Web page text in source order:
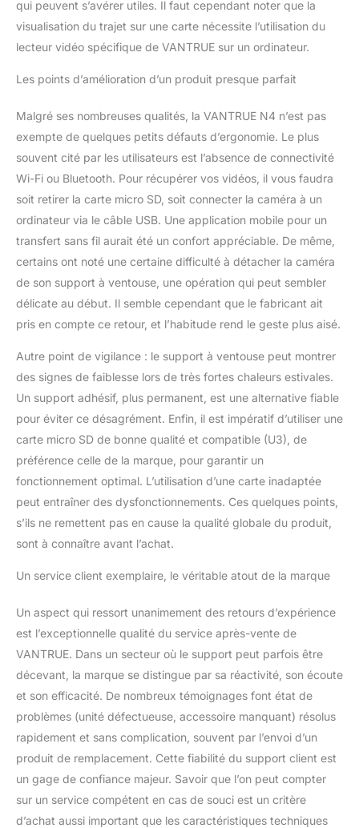
qui peuvent s’avérer utiles. Il faut cependant noter que la
visualisation du trajet sur une carte nécessite l’utilisation du
lecteur vidéo spécifique de VANTRUE sur un ordinateur.
Les points d’amélioration d’un produit presque parfait
Malgré ses nombreuses qualités, la VANTRUE N4 n’est pas
exempte de quelques petits défauts d’ergonomie. Le plus
souvent cité par les utilisateurs est l’absence de connectivité
Wi-Fi ou Bluetooth. Pour récupérer vos vidéos, il vous faudra
soit retirer la carte micro SD, soit connecter la caméra à un
ordinateur via le câble USB. Une application mobile pour un
transfert sans fil aurait été un confort appréciable. De même,
certains ont noté une certaine difficulté à détacher la caméra
de son support à ventouse, une opération qui peut sembler
délicate au début. Il semble cependant que le fabricant ait
pris en compte ce retour, et l’habitude rend le geste plus aisé.
Autre point de vigilance : le support à ventouse peut montrer
des signes de faiblesse lors de très fortes chaleurs estivales.
Un support adhésif, plus permanent, est une alternative fiable
pour éviter ce désagrément. Enfin, il est impératif d’utiliser une
carte micro SD de bonne qualité et compatible (U3), de
préférence celle de la marque, pour garantir un
fonctionnement optimal. L’utilisation d’une carte inadaptée
peut entraîner des dysfonctionnements. Ces quelques points,
s’ils ne remettent pas en cause la qualité globale du produit,
sont à connaître avant l’achat.
Un service client exemplaire, le véritable atout de la marque
Un aspect qui ressort unanimement des retours d’expérience
est l’exceptionnelle qualité du service après-vente de
VANTRUE. Dans un secteur où le support peut parfois être
décevant, la marque se distingue par sa réactivité, son écoute
et son efficacité. De nombreux témoignages font état de
problèmes (unité défectueuse, accessoire manquant) résolus
rapidement et sans complication, souvent par l’envoi d’un
produit de remplacement. Cette fiabilité du support client est
un gage de confiance majeur. Savoir que l’on peut compter
sur un service compétent en cas de souci est un critère
d’achat aussi important que les caractéristiques techniques